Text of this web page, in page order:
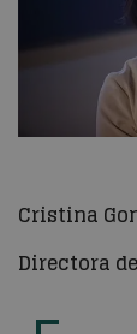
Cristina
Directora